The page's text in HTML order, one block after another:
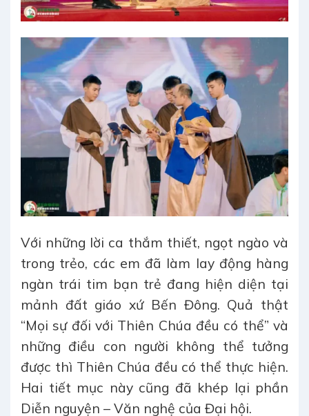
Với những lời ca thắm thiết, ngọt ngào và
trong trẻo, các em đã làm lay động hàng
ngàn trái tim bạn trẻ đang hiện diện tại
mảnh đất giáo xứ Bến Đông. Quả thật
“Mọi sự đối với Thiên Chúa đều có thể” và
những điều con người không thể tưởng
được thì Thiên Chúa đều có thể thực hiện.
Hai tiết mục này cũng đã khép lại phần
Diễn nguyện – Văn nghệ của Đại hội.